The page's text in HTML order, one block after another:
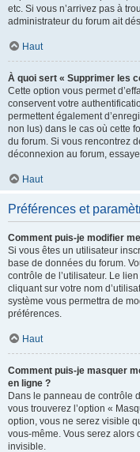
etc. Si vous n’arrivez pas à
administrateur du forum ait
Haut
À quoi sert « Supprimer les
Cette option vous permet
conservent votre
permettent également
non lus) dans le cas où cette
du forum. Si vous rencontrez
déconnexion au forum,
Haut
Préférences et
Comment puis-je modifier
Si vous êtes un utilisateur
base de données du forum.
contrôle de l’utilisateur. Le
cliquant sur votre nom
système vous permettra de
préférences.
Haut
Comment puis-je masquer
en ligne ?
Dans le panneau de contrôle
vous trouverez l’option «
option, vous ne serez visible
vous-même. Vous serez alors
invisible.